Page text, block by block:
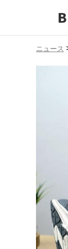
ニュース